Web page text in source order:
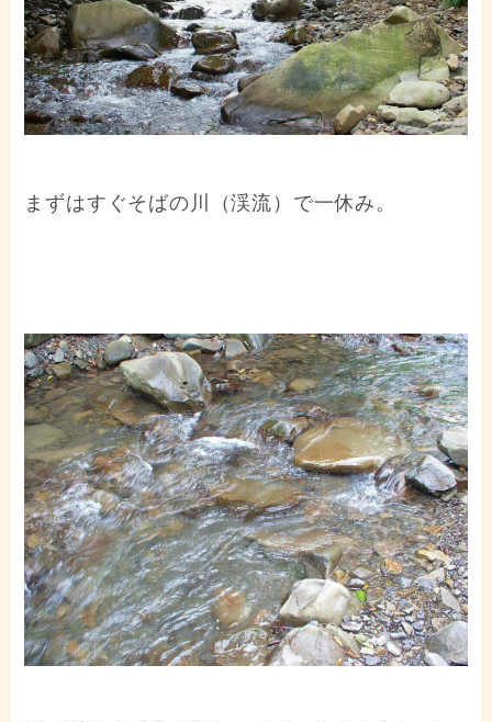
まずはすぐそばの川（渓流）で一休み。